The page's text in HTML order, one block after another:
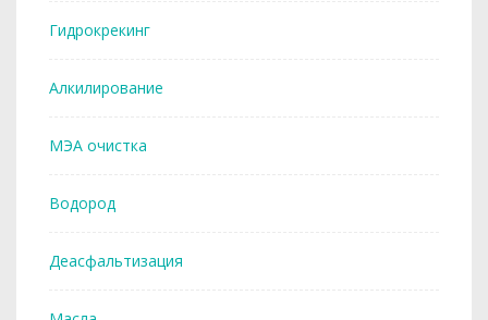
Гидрокрекинг
Алкилирование
МЭА очистка
Водород
Деасфальтизация